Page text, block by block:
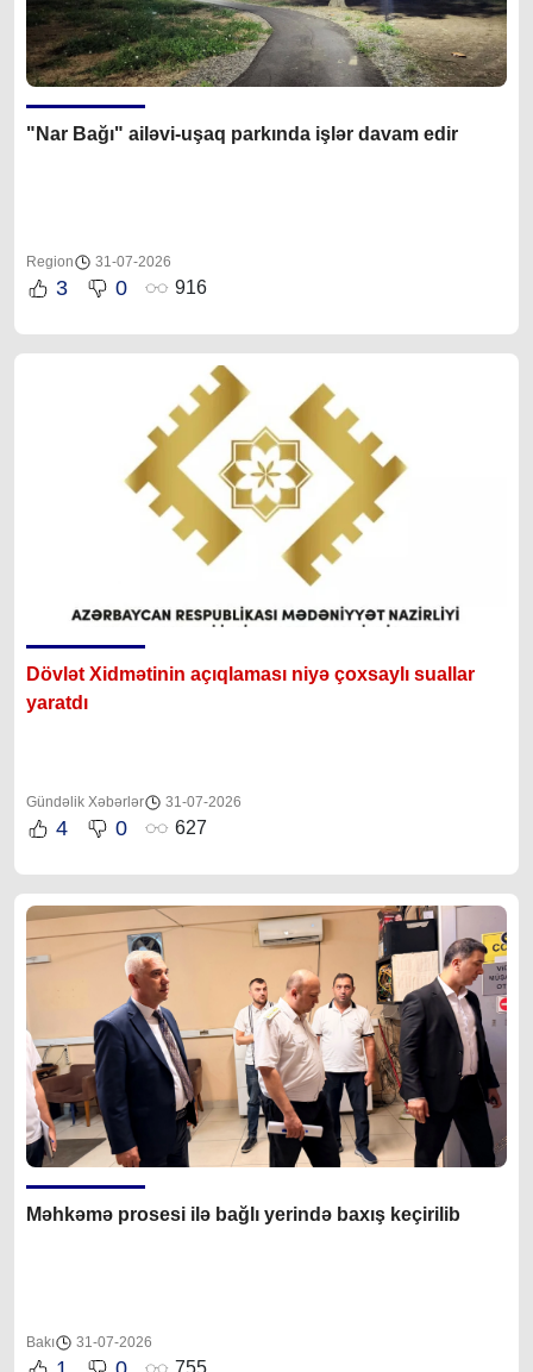
"Nar Bağı" ailəvi-uşaq parkında işlər davam edir
Region 31-07-2026
3 0 916
Dövlət Xidmətinin açıqlaması niyə çoxsaylı suallar
yaratdı
Gündəlik Xəbərlər 31-07-2026
4 0 627
Məhkəmə prosesi ilə bağlı yerində baxış keçirilib
Bakı 31-07-2026
755